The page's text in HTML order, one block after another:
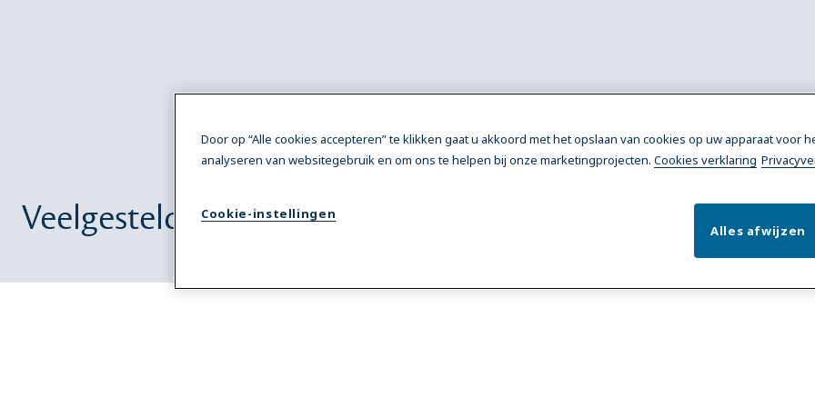
Veelgestelde vragen over het bestellen en de
Door op “Alle cookies accepteren” te klikken gaat u akkoord met het opslaan van cookies op uw apparaat voor
analyseren van websitegebruik en om ons te helpen bij onze marketingprojecten. Cookies verklaring
Alles afwijzen
Cookie-instellingen